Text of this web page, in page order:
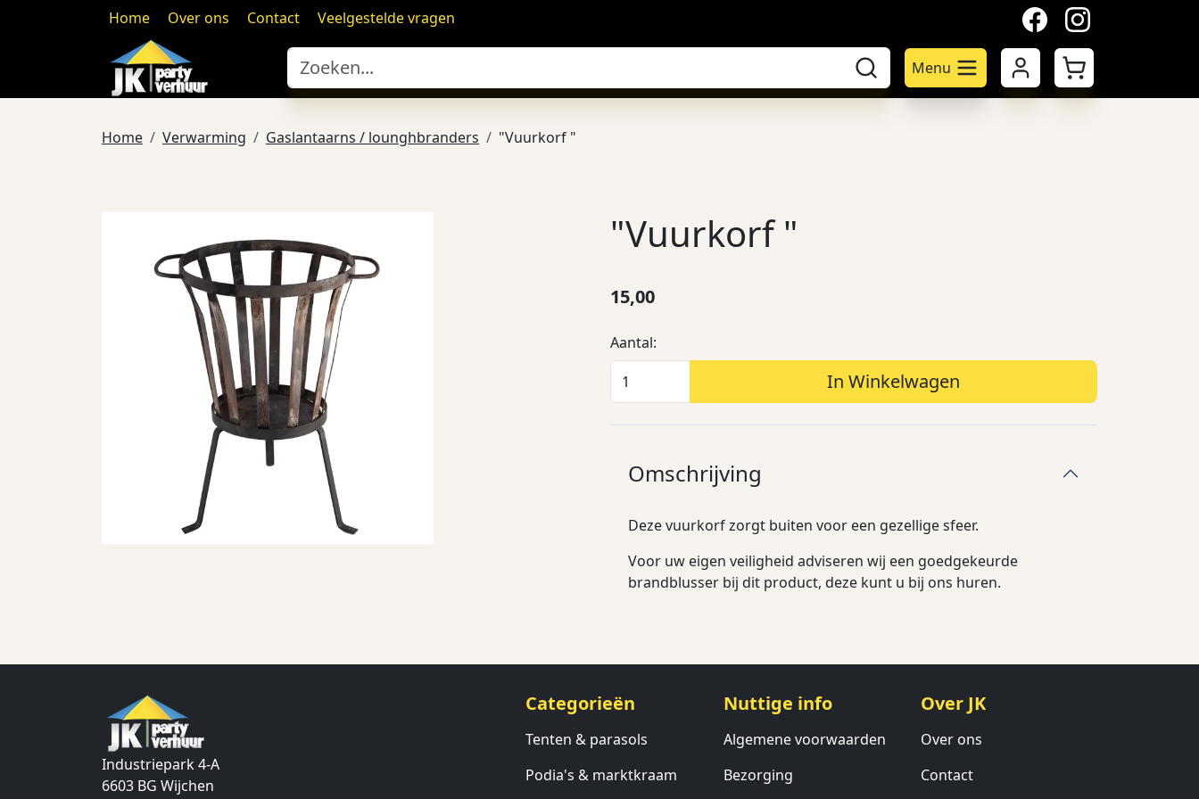
Home Over ons Contact Veelgestelde vragen facebookinstagram
Menu Mijn accountWinkelwagen
Home Verwarming Gaslantaarns / lounghbranders "Vuurkorf "
"Vuurkorf "
15,00
Aantal:
In Winkelwagen
Omschrijving
Deze vuurkorf zorgt buiten voor een gezellige sfeer.
Voor uw eigen veiligheid adviseren wij een goedgekeurde
brandblusser bij dit product, deze kunt u bij ons huren.
Industriepark 4-A
6603 BG Wijchen
Categorieën
Tenten & parasols
Podia's & marktkraam
Nuttige info
Algemene voorwaarden
Bezorging
Over JK
Over ons
Contact